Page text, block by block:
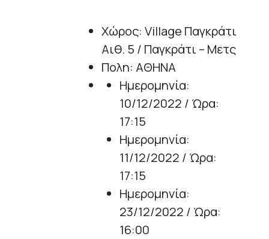
Χώρος: Village Παγκράτι
Αιθ. 5 / Παγκράτι – Μετς
Πολη: ΑΘΗΝΑ
Ημερομηνία:
10/12/2022 / Ώρα:
17:15
Ημερομηνία:
11/12/2022 / Ώρα:
17:15
Ημερομηνία:
23/12/2022 / Ώρα:
16:00